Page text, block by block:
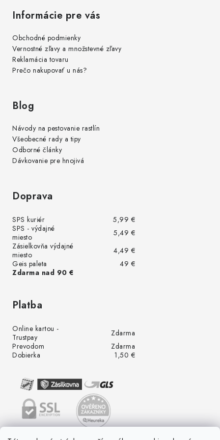
Informácie pre vás
Obchodné podmienky
Vernostné zľavy a množstevné zľavy
Reklamácia tovaru
Prečo nakupovať u nás?
Blog
Návody na pestovanie rastlín
Všeobecné rady a tipy
Odborné články
Dávkovanie pre hnojivá
Doprava
SPS kuriér
5,99 €
SPS - výdajné
miesto
5,49 €
Zásielkovňa výdajné
miesto
4,49 €
Geis paleta
49 €
Zdarma nad 90 €
Platba
Online kartou -
Trustpay
Zdarma
Prevodom
Zdarma
Dobierka
1,50 €